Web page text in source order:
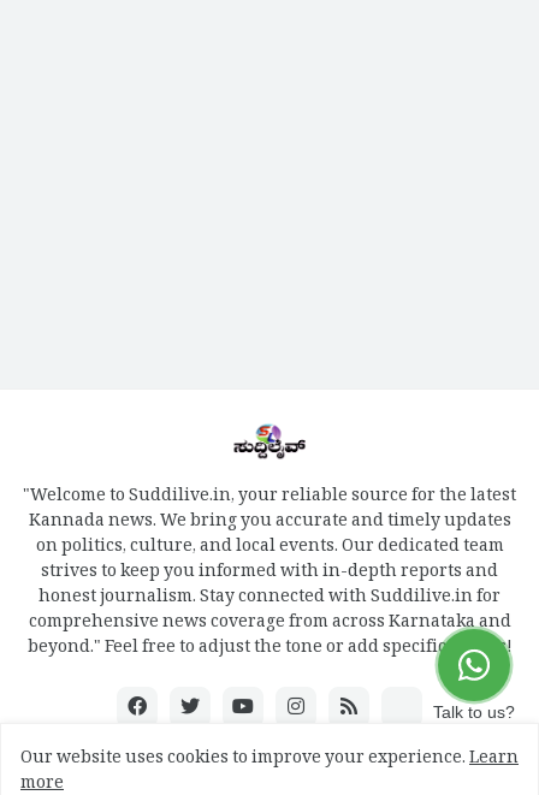
"Welcome to Suddilive.in, your reliable source for the latest
Kannada news. We bring you accurate and timely updates
on politics, culture, and local events. Our dedicated team
strives to keep you informed with in-depth reports and
honest journalism. Stay connected with Suddilive.in for
comprehensive news coverage from across Karnataka and
beyond." Feel free to adjust the tone or add specific details!
Our website uses cookies to improve your experience.Learn
more
Talk to us?